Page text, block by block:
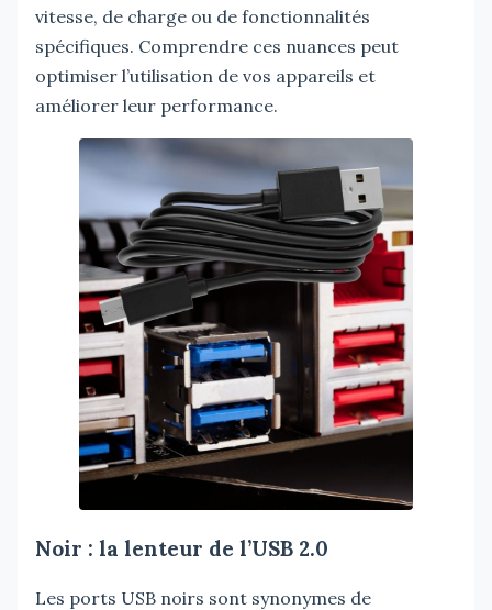
vitesse, de charge ou de fonctionnalités
spécifiques. Comprendre ces nuances peut
optimiser l’utilisation de vos appareils et
améliorer leur performance.
Noir : la lenteur de l’USB 2.0
Les ports USB noirs sont synonymes de